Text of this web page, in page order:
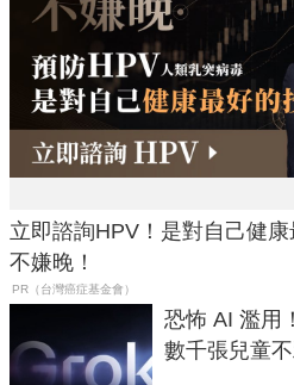
立即諮詢HPV！是對自己健
不嫌晚！
PR（台灣癌症基金會）
恐怖 AI 濫用
數千張兒童